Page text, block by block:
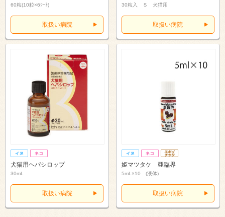
60粒(10粒×6ｼｰﾄ)
取扱い病院
30粒入 Ｓ 犬猫用
取扱い病院
犬猫用ヘパシロップ
30mL
取扱い病院
姫マツタケ 亜臨界
5mL×10 (液体)
取扱い病院